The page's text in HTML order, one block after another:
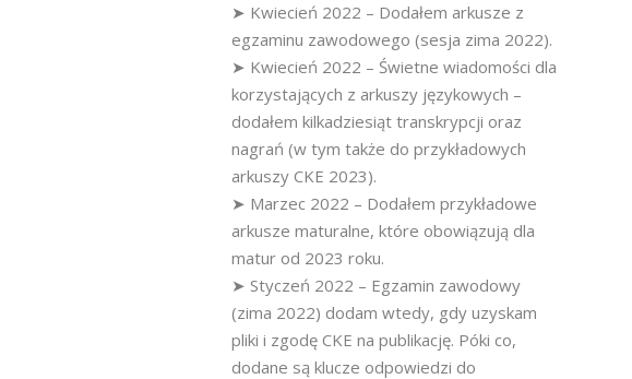
➤ Kwiecień 2022 – Dodałem arkusze z
egzaminu zawodowego (sesja zima 2022).
➤ Kwiecień 2022 – Świetne wiadomości dla
korzystających z arkuszy językowych –
dodałem kilkadziesiąt transkrypcji oraz
nagrań (w tym także do przykładowych
arkuszy CKE 2023).
➤ Marzec 2022 – Dodałem przykładowe
arkusze maturalne, które obowiązują dla
matur od 2023 roku.
➤ Styczeń 2022 – Egzamin zawodowy
(zima 2022) dodam wtedy, gdy uzyskam
pliki i zgodę CKE na publikację. Póki co,
dodane są klucze odpowiedzi do